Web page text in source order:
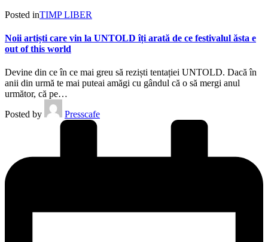
Posted inTIMP LIBER
Noii artiști care vin la UNTOLD îți arată de ce festivalul ăsta e
out of this world
Devine din ce în ce mai greu să reziști tentației UNTOLD. Dacă în
anii din urmă te mai puteai amăgi cu gândul că o să mergi anul
următor, că pe…
Posted by
Presscafe